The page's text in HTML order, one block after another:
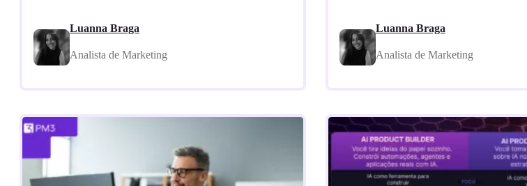
Luanna Braga
Analista de Marketing
Luanna Braga
Analista de Marketing